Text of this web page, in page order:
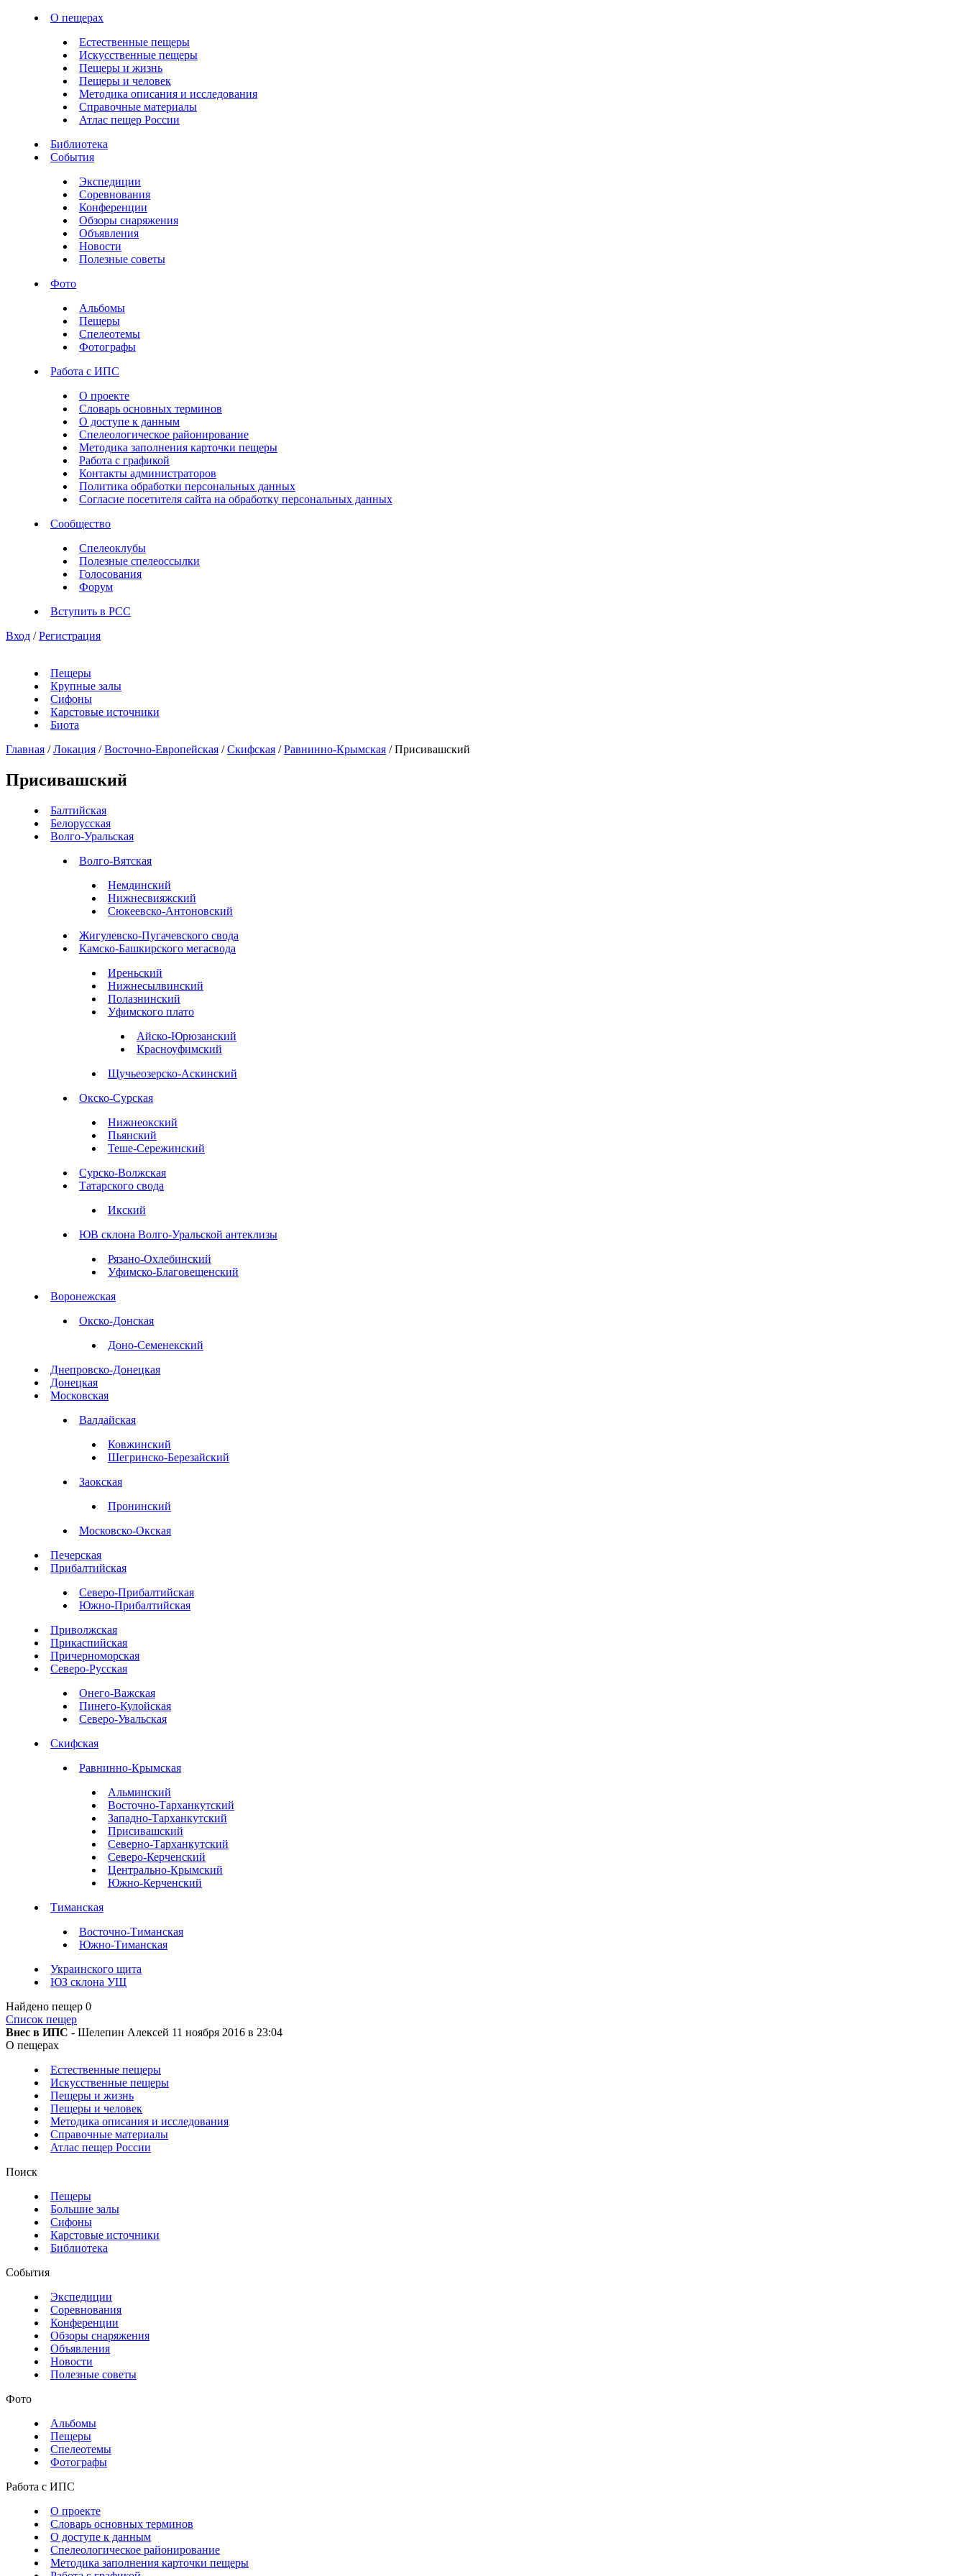
О пещерах
Естественные пещеры
Искусственные пещеры
Пещеры и жизнь
Пещеры и человек
Методика описания и исследования
Справочные материалы
Атлас пещер России
Библиотека
События
Экспедиции
Соревнования
Конференции
Обзоры снаряжения
Объявления
Новости
Полезные советы
Фото
Альбомы
Пещеры
Спелеотемы
Фотографы
Работа с ИПС
О проекте
Словарь основных терминов
О доступе к данным
Спелеологическое районирование
Методика заполнения карточки пещеры
Работа с графикой
Контакты администраторов
Политика обработки персональных данных
Согласие посетителя сайта на обработку персональных данных
Сообщество
Спелеоклубы
Полезные спелеоссылки
Голосования
Форум
Вступить в РСС
Вход / Регистрация
Пещеры
Крупные залы
Сифоны
Карстовые источники
Биота
Главная / Локация / Восточно-Европейская / Скифская / Равнинно-Крымская / Присивашский
Присивашский
Балтийская
Белорусская
Волго-Уральская
Волго-Вятская
Немдинский
Нижнесвияжский
Сюкеевско-Антоновский
Жигулевско-Пугачевского свода
Камско-Башкирского мегасвода
Иреньский
Нижнесылвинский
Полазнинский
Уфимского плато
Айско-Юрюзанский
Красноуфимский
Щучьеозерско-Аскинский
Окско-Сурская
Нижнеокский
Пьянский
Теше-Сережинский
Сурско-Волжская
Татарского свода
Икский
ЮВ склона Волго-Уральской антеклизы
Рязано-Охлебинский
Уфимско-Благовещенский
Воронежская
Окско-Донская
Доно-Семенекский
Днепровско-Донецкая
Донецкая
Московская
Валдайская
Ковжинский
Шегринско-Березайский
Заокская
Пронинский
Московско-Окская
Печерская
Прибалтийская
Северо-Прибалтийская
Южно-Прибалтийская
Приволжская
Прикаспийская
Причерноморская
Северо-Русская
Онего-Важская
Пинего-Кулойская
Северо-Увальская
Скифская
Равнинно-Крымская
Альминский
Восточно-Тарханкутский
Западно-Тарханкутский
Присивашский
Северно-Тарханкутский
Северо-Керченский
Центрально-Крымский
Южно-Керченский
Тиманская
Восточно-Тиманская
Южно-Тиманская
Украинского щита
ЮЗ склона УЩ
Найдено пещер 0
Список пещер
Внес в ИПС - Шелепин Алексей 11 ноября 2016 в 23:04
О пещерах
Естественные пещеры
Искусственные пещеры
Пещеры и жизнь
Пещеры и человек
Методика описания и исследования
Справочные материалы
Атлас пещер России
Поиск
Пещеры
Большие залы
Сифоны
Карстовые источники
Библиотека
События
Экспедиции
Соревнования
Конференции
Обзоры снаряжения
Объявления
Новости
Полезные советы
Фото
Альбомы
Пещеры
Спелеотемы
Фотографы
Работа с ИПС
О проекте
Словарь основных терминов
О доступе к данным
Спелеологическое районирование
Методика заполнения карточки пещеры